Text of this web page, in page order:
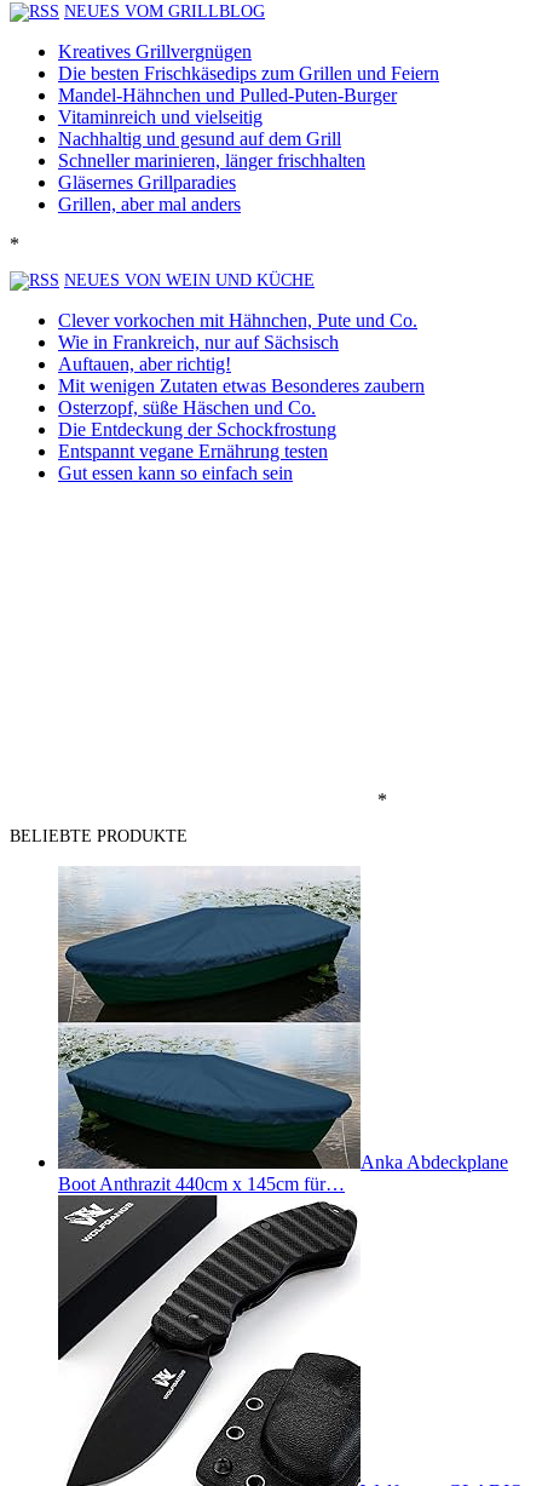
NEUES VOM GRILLBLOG
Kreatives Grillvergnügen
Die besten Frischkäsedips zum Grillen und Feiern
Mandel-Hähnchen und Pulled-Puten-Burger
Vitaminreich und vielseitig
Nachhaltig und gesund auf dem Grill
Schneller marinieren, länger frischhalten
Gläsernes Grillparadies
Grillen, aber mal anders
*
NEUES VON WEIN UND KÜCHE
Clever vorkochen mit Hähnchen, Pute und Co.
Wie in Frankreich, nur auf Sächsisch
Auftauen, aber richtig!
Mit wenigen Zutaten etwas Besonderes zaubern
Osterzopf, süße Häschen und Co.
Die Entdeckung der Schockfrostung
Entspannt vegane Ernährung testen
Gut essen kann so einfach sein
*
BELIEBTE PRODUKTE
Anka Abdeckplane
Boot Anthrazit 440cm x 145cm für…